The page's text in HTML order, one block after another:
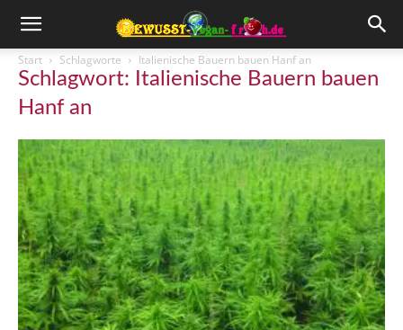
Start Schlagworte Italienische Bauern bauen Hanf an
Schlagwort: Italienische Bauern bauen
Hanf an